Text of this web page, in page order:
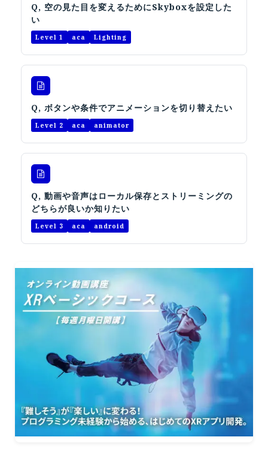
資料請求
Q, 空の見た目を変えるためにSkyboxを設定した
い
Level 1 aca Lighting
Q, ボタンや条件でアニメーションを切り替えたい
Level 2 aca animator
Q, 動画や音声はローカル保存とストリーミングの
どちらが良いか知りたい
Level 3 aca android